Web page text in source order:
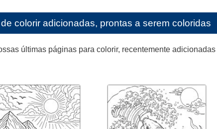
colorir adicionadas, prontas a serem coloridas
últimas páginas para colorir, recentemente